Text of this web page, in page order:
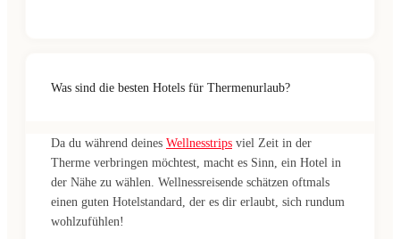
Was sind die besten Hotels für Thermenurlaub?
Da du während deines Wellnesstrips viel Zeit in der
Therme verbringen möchtest, macht es Sinn, ein Hotel in
der Nähe zu wählen. Wellnessreisende schätzen oftmals
einen guten Hotelstandard, der es dir erlaubt, sich rundum
wohlzufühlen!